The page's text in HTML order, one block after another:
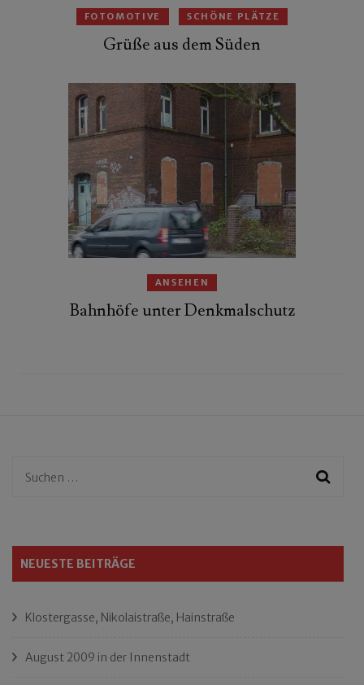
FOTOMOTIVE SCHÖNE PLÄTZE
Grüße aus dem Süden
ANSEHEN
Bahnhöfe unter Denkmalschutz
Suchen
NEUESTE BEITRÄGE
Klostergasse, Nikolaistraße, Hainstraße
August 2009 in der Innenstadt